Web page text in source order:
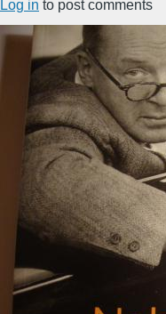
Log in to post comments